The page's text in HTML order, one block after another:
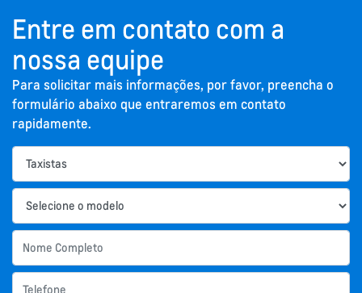
Entre em contato com a
nossa equipe
Para solicitar mais informações, por favor, preencha o
formulário abaixo que entraremos em contato
rapidamente.